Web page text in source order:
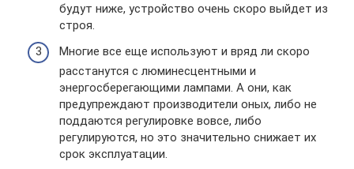
будут ниже, устройство очень скоро выйдет из
строя.
Многие все еще используют и вряд ли скоро
расстанутся с люминесцентными и
энергосберегающими лампами. А они, как
предупреждают производители оных, либо не
поддаются регулировке вовсе, либо
регулируются, но это значительно снижает их
срок эксплуатации.